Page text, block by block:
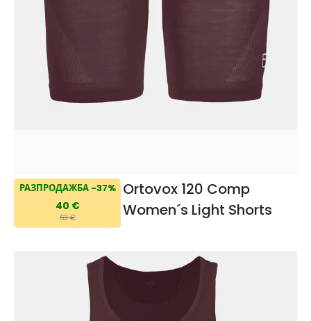
РАЗПРОДАЖБА -37%
40 €
63 €
Ortovox 120 Comp
Women´s Light Shorts